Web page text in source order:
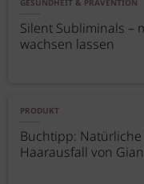
GESUNDHEIT & PRÄVENTION
Silent Subliminals –
wachsen lassen
PRODUKT
Buchtipp:
Haarausfall von